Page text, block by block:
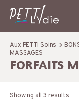
Aux PETTI Soins
MASSAGES
FORFAITS
Showing all 3 results